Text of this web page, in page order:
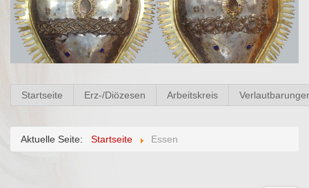
Startseite Erz-/Diözesen Arbeitskreis
Aktuelle Seite: Startseite Essen